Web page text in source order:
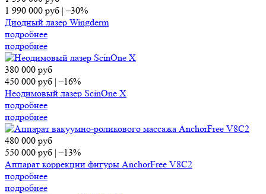
1 990 000 руб |–30%
Диодный лазер Wingderm
подробнее
подробнее
380 000 руб
450 000 руб |–16%
Неодимовый лазер ScinOne X
подробнее
подробнее
480 000 руб
550 000 руб |–13%
Аппарат коррекции фигуры AnchorFree V8C2
подробнее
подробнее